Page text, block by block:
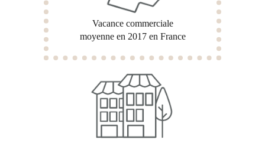
Vacance commerciale
moyenne en 2017 en France